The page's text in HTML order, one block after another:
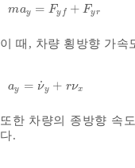
may = Fy f + Fyr
may=Fyf+Fyr
이 때, 차량 횡방향 가속
ay = ν
˙y + rνx
ay =ν ˙y +rνx
또한 차량의 종방향 속
다.